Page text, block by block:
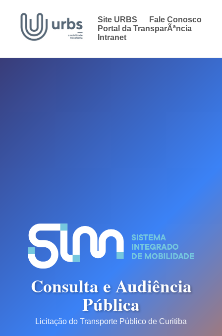
Site URBS
Fale Conosco
Portal da TransparÃªncia
Intranet
Consulta e Audiência
Pública
Licitação do Transporte Público de Curitiba